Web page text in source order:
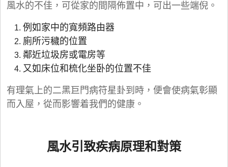
風水的不佳，可從家的間隔佈置中，可出一些端倪。
例如家中的寬頻路由器
廁所污穢的位置
鄰近垃圾房或電房等
又如床位和梳化坐卧的位置不佳
有理氣上的二黑巨門病符星卦到時，便會使病氣彰顯
而入屋，從而影響着我們的健康。
風水引致疾病原理和對策